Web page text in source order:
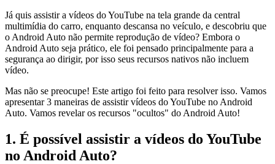
Já quis assistir a vídeos do YouTube na tela grande da central
multimídia do carro, enquanto descansa no veículo, e descobriu que
o Android Auto não permite reprodução de vídeo? Embora o
Android Auto seja prático, ele foi pensado principalmente para a
segurança ao dirigir, por isso seus recursos nativos não incluem
vídeo.
Mas não se preocupe! Este artigo foi feito para resolver isso. Vamos
apresentar 3 maneiras de assistir vídeos do YouTube no Android
Auto. Vamos revelar os recursos "ocultos" do Android Auto!
1. É possível assistir a vídeos do YouTube
no Android Auto?